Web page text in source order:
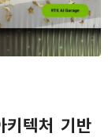
텍처 기반